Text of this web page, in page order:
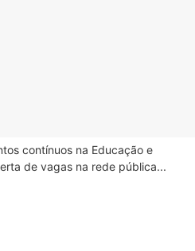
contínuos na Educação e
de vagas na rede pública...